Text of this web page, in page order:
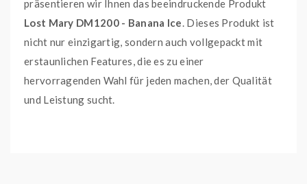
präsentieren wir Ihnen das beeindruckende Produkt
Lost Mary DM1200 - Banana Ice. Dieses Produkt ist
nicht nur einzigartig, sondern auch vollgepackt mit
erstaunlichen Features, die es zu einer
hervorragenden Wahl für jeden machen, der Qualität
und Leistung sucht.